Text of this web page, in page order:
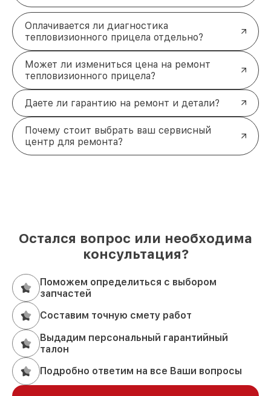
Оплачивается ли диагностика
тепловизионного прицела отдельно?
Может ли измениться цена на ремонт
тепловизионного прицела?
Даете ли гарантию на ремонт и детали?
Почему стоит выбрать ваш сервисный
центр для ремонта?
Остался вопрос или необходима
консультация?
Поможем определиться с выбором
запчастей
Составим точную смету работ
Выдадим персональный гарантийный
талон
Подробно ответим на все Ваши вопросы